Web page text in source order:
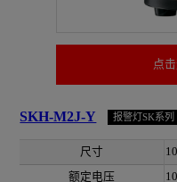
点
SKH-M2J-Y 报警灯SK系列
尺寸
额定电压